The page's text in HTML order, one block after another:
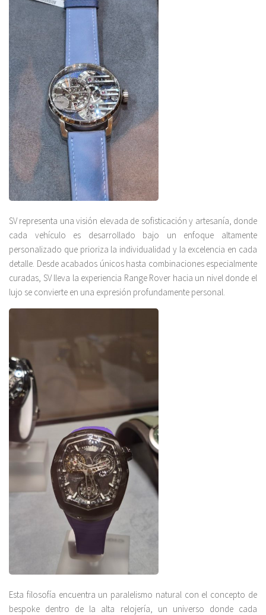
SV representa una visión elevada de sofisticación y artesanía, donde
cada vehículo es desarrollado bajo un enfoque altamente
personalizado que prioriza la individualidad y la excelencia en cada
detalle. Desde acabados únicos hasta combinaciones especialmente
curadas, SV lleva la experiencia Range Rover hacia un nivel donde el
lujo se convierte en una expresión profundamente personal.
Esta filosofía encuentra un paralelismo natural con el concepto de
bespoke dentro de la alta relojería, un universo donde cada